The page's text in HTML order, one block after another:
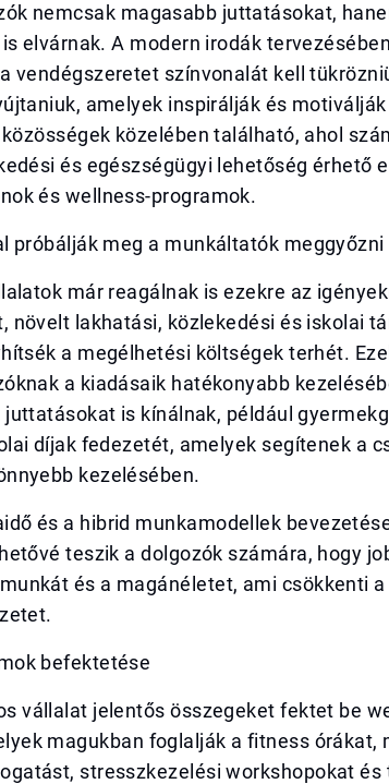
nemcsak magasabb juttatásokat,
elvárnak. A modern irodák
vendégszeretet színvonalát kell
amelyek inspirálják és
közelében található, ahol
és egészségügyi lehetőség érhető
és wellness-programok.
próbálják meg a munkáltatók meggyőzni
már reagálnak is ezekre az
növelt lakhatási, közlekedési és iskolai
a megélhetési költségek terhét.
a kiadásaik hatékonyabb
is kínálnak, például
díjak fedezetét, amelyek segítenek a
kezelésében.
és a hibrid munkamodellek
teszik a dolgozók számára, hogy
és a magánéletet, ami csökkenti
befektetése
vállalat jelentős összegeket fektet be
magukban foglalják a fitness órákat,
stresszkezelési workshopokat és